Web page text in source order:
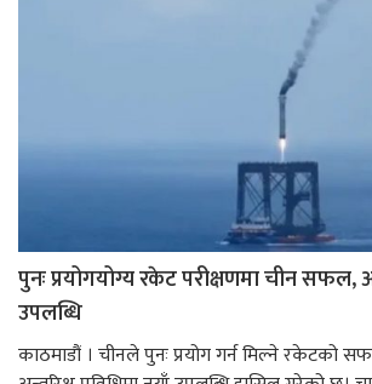
पुनः प्रयोगयोग्य रकेट परीक्षणमा चीन सफल,
उपलब्धि
काठमाडौं । चीनले पुनः प्रयोग गर्न मिल्ने रकेटको